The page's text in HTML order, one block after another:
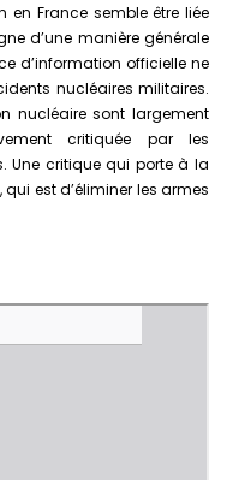
en France semble être liée
d’une manière générale
d’information officielle ne
nucléaires militaires.
nucléaire sont largement
critiquée par les
Une critique qui porte à la
est d’éliminer les armes